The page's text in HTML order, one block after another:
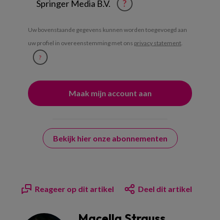
Springer Media B.V.
?
Uw bovenstaande gegevens kunnen worden toegevoegd aan
uw profiel in overeenstemming met ons privacy statement.
?
Bekijk hier onze abonnementen
Reageer op dit artikel Deel dit artikel